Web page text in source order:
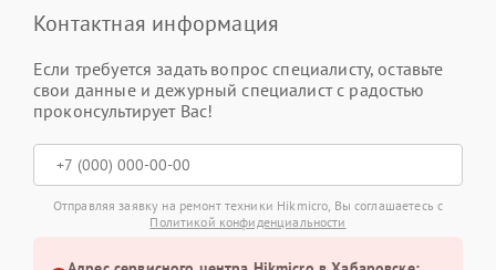
Контактная информация
Если требуется задать вопрос специалисту, оставьте
свои данные и дежурный специалист с радостью
проконсультирует Вас!
Отправляя заявку на ремонт техники Hikmicro, Вы соглашаетесь с
Политикой конфиденциальности